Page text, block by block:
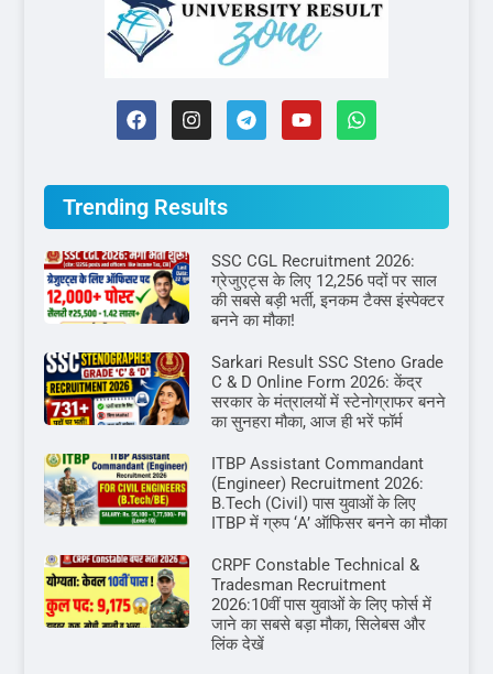
Trending Results
SSC CGL Recruitment 2026:
ग्रेजुएट्स के लिए 12,256 पदों पर साल
की सबसे बड़ी भर्ती, इनकम टैक्स इंस्पेक्टर
बनने का मौका!
Sarkari Result SSC Steno Grade
C & D Online Form 2026: केंद्र
सरकार के मंत्रालयों में स्टेनोग्राफर बनने
का सुनहरा मौका, आज ही भरें फॉर्म
ITBP Assistant Commandant
(Engineer) Recruitment 2026:
B.Tech (Civil) पास युवाओं के लिए
ITBP में ग्रुप ‘A’ ऑफिसर बनने का मौका
CRPF Constable Technical &
Tradesman Recruitment
2026:10वीं पास युवाओं के लिए फोर्स में
जाने का सबसे बड़ा मौका, सिलेबस और
लिंक देखें